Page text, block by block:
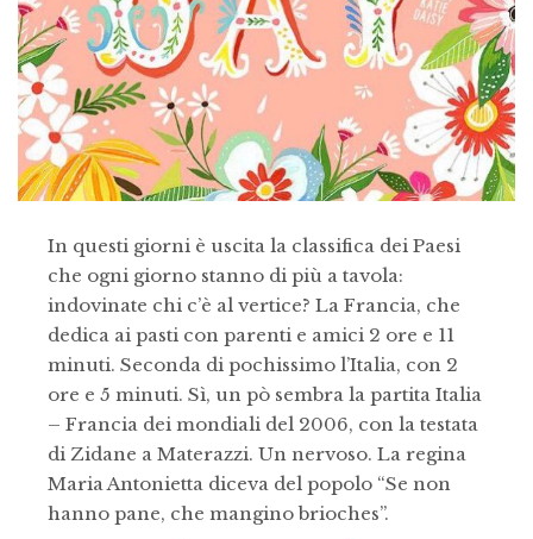
In questi giorni è uscita la classifica dei Paesi
che ogni giorno stanno di più a tavola:
indovinate chi c’è al vertice? La Francia, che
dedica ai pasti con parenti e amici 2 ore e 11
minuti. Seconda di pochissimo l’Italia, con 2
ore e 5 minuti. Sì, un pò sembra la partita Italia
– Francia dei mondiali del 2006, con la testata
di Zidane a Materazzi. Un nervoso. La regina
Maria Antonietta diceva del popolo “Se non
hanno pane, che mangino brioches”.